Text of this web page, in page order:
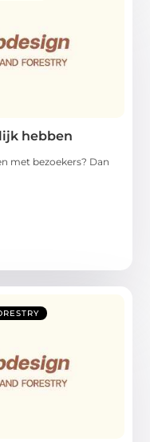
hebben
met bezoekers? Dan